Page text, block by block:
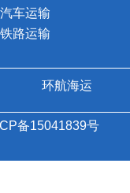
汽车运输
铁路运输
环航海运
备15041839号